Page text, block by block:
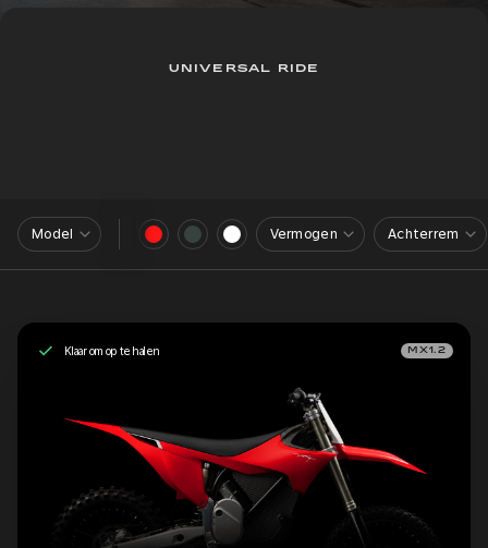
UNIVERSAL RIDE
Model Vermogen Achterrem
Klaar om op te halen MX1.2